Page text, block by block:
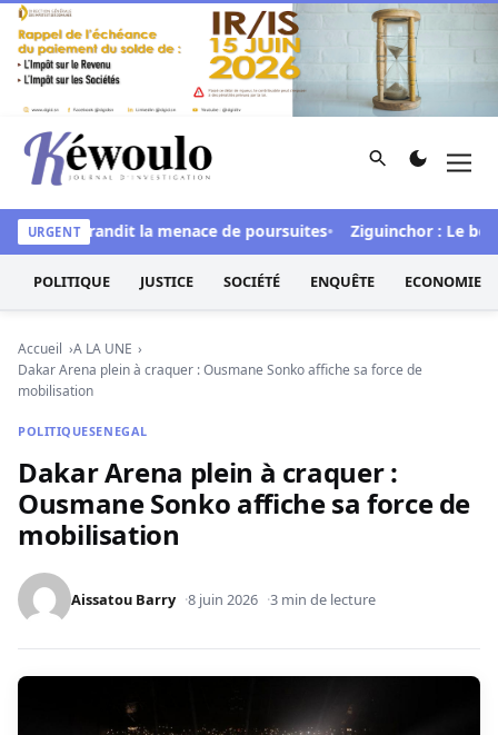
Aller au contenu
Kéwoulo, le premier site d'information et d'investigation
Rechercher
URGENT
» et brandit la menace de poursuites Ziguinchor : Le bétail
POLITIQUE JUSTICE SOCIÉTÉ ENQUÊTE ECONOMIE
Accueil
A LA UNE
Dakar Arena plein à craquer : Ousmane Sonko affiche sa force de
mobilisation
POLITIQUESENEGAL
Dakar Arena plein à craquer :
Ousmane Sonko affiche sa force de
mobilisation
Aissatou Barry 8 juin 2026 3 min de lecture